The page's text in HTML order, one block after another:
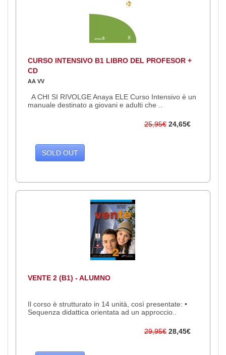
CURSO INTENSIVO B1 LIBRO DEL PROFESOR +
CD
AA VV
A CHI SI RIVOLGE Anaya ELE Curso Intensivo è un
manuale destinato a giovani e adulti che ..
25,95€ 24,65€
SOLD OUT
VENTE 2 (B1) - ALUMNO
Il corso è strutturato in 14 unità, così presentate: •
Sequenza didattica orientata ad un approccio..
29,95€ 28,45€